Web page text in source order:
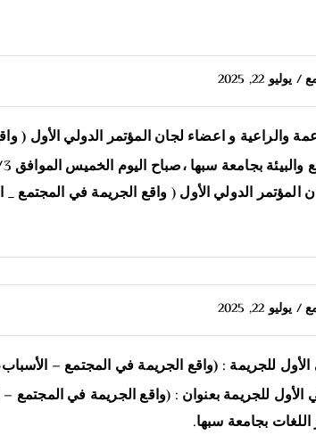
/ يوليو 22, 2025
والراعية و اعضاء لجان المؤتمر الدولي الأول (
المؤتمر الدولي الأول ( واقع الجريمة في
/ يوليو 22, 2025
الأول للجريمة : (واقع الجريمة في المجتمع –
الأول للجريمة بعنوان : (واقع الجريمة في